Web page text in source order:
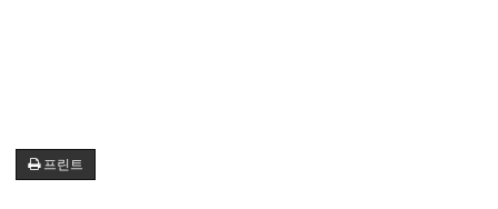
프린트